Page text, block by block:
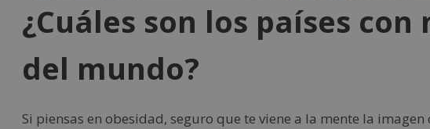
¿Cuáles son los países con
del mundo?
Si piensas en obesidad, seguro que te viene a la mente la imagen